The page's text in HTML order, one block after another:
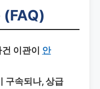
(FAQ)
이관이 안
구속되나, 상급